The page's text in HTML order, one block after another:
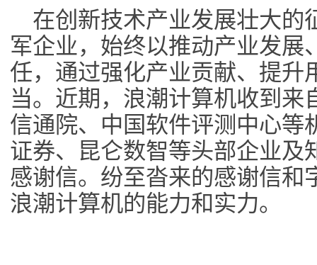
在创新技术产业发展壮大的
军企业，始终以推动产业发展
任，通过强化产业贡献、提升
当。近期，浪潮计算机收到来
信通院、中国软件评测中心等
证券、昆仑数智等头部企业及
感谢信。纷至沓来的感谢信和
浪潮计算机的能力和实力。